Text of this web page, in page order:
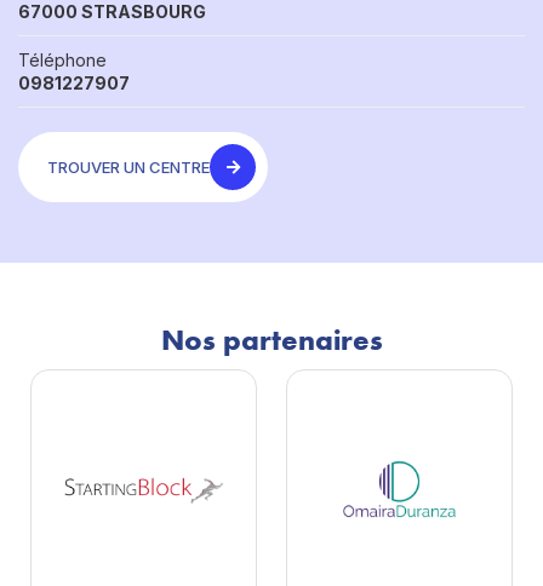
67000 STRASBOURG
Téléphone
0981227907
TROUVER UN CENTRE
Nos partenaires